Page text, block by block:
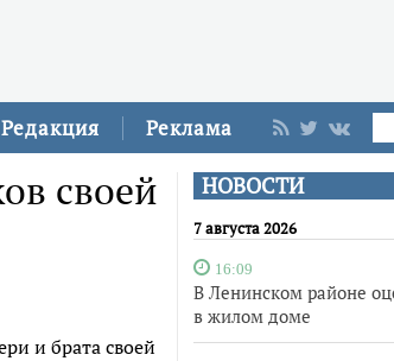
Редакция Реклама
НОВОСТИ
7 августа 2026
16:09
В Ленинском районе
в жилом доме
своей
и брата своей